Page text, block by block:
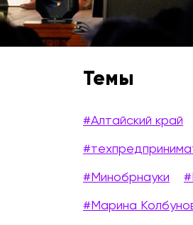
Темы
#Алтайский край
#Минобрнауки
#Марина